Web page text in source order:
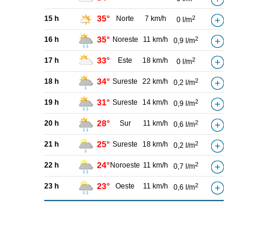
15 h 35° Norte 7 km/h 0 l/m2
16 h 35° Noreste 11 km/h 0,9 l/m2
17 h 33° Este 18 km/h 0 l/m2
18 h 34° Sureste 22 km/h 0,2 l/m2
19 h 31° Sureste 14 km/h 0,9 l/m2
20 h 28° Sur 11 km/h 0,6 l/m2
21 h 25° Sureste 18 km/h 0,2 l/m2
22 h 24° Noroeste 11 km/h 0,7 l/m2
23 h 23° Oeste 11 km/h 0,6 l/m2